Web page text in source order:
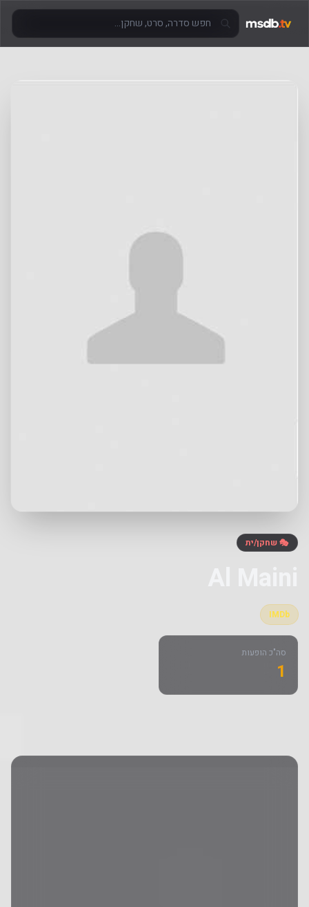
🎭 שחקן/ית
IMDb
סה"כ הופעות
1